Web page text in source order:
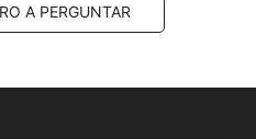
A PERGUNTAR